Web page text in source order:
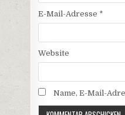
E-Mail-Adresse *
Website
Name, E-Mail-